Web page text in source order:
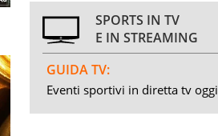
SPORTS IN TV
E IN STREAMING
GUIDA TV:
Eventi sportivi in diretta tv oggi